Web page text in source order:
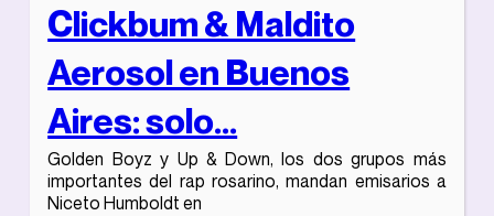
Clickbum & Maldito
Aerosol en Buenos
Aires: solo...
Golden Boyz y Up & Down, los dos grupos más
importantes del rap rosarino, mandan emisarios a
Niceto Humboldt en